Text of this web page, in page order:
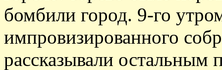
бомбили город. 9-го
импровизированного
рассказывали